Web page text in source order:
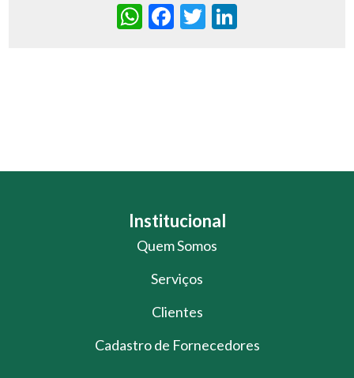
WhatsApp
Facebook
Twitter
Institucional
Quem Somos
Serviços
Clientes
Cadastro de Fornecedores